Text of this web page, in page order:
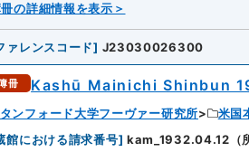
冊の詳細情報を表示＞
ァレンスコード] J23030026300
冊 Kashū Mainichi Shinbun
ンフォード大学フーヴァー研究所 米国
館における請求番号] kam_1932.04.12（